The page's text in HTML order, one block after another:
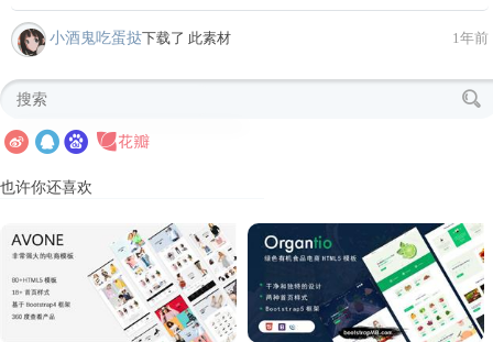
小酒鬼吃蛋挞下载了 此素材 1年前
也许你还喜欢